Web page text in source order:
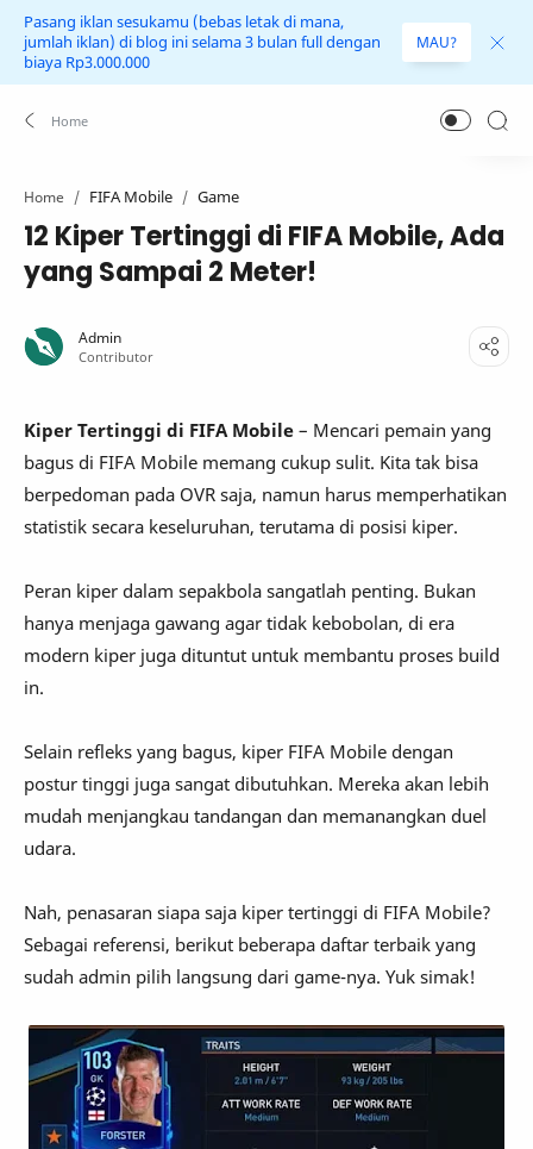
Pasang iklan sesukamu (bebas letak di mana,
jumlah iklan) di blog ini selama 3 bulan full dengan
biaya Rp3.000.000
MAU?
Home FIFA Mobile Game
12 Kiper Tertinggi di FIFA Mobile, Ada
yang Sampai 2 Meter!
Kiper Tertinggi di FIFA Mobile – Mencari pemain yang
bagus di FIFA Mobile memang cukup sulit. Kita tak bisa
berpedoman pada OVR saja, namun harus memperhatikan
statistik secara keseluruhan, terutama di posisi kiper.
Peran kiper dalam sepakbola sangatlah penting. Bukan
hanya menjaga gawang agar tidak kebobolan, di era
modern kiper juga dituntut untuk membantu proses build
in.
Selain refleks yang bagus, kiper FIFA Mobile dengan
postur tinggi juga sangat dibutuhkan. Mereka akan lebih
mudah menjangkau tandangan dan memanangkan duel
udara.
Nah, penasaran siapa saja kiper tertinggi di FIFA Mobile?
Sebagai referensi, berikut beberapa daftar terbaik yang
sudah admin pilih langsung dari game-nya. Yuk simak!